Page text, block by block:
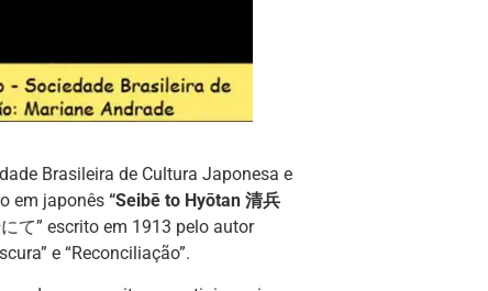
Brasileira de Cultura Japonesa e
em japonês“Seibē to Hyōtan 清兵
て” escrito em 1913 pelo autor
e “Reconciliação”.